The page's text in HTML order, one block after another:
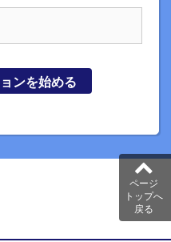
ンを始める
ページ
トップへ
戻る